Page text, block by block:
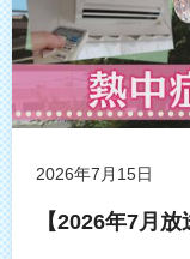
2026年7月15日
【2026年7月